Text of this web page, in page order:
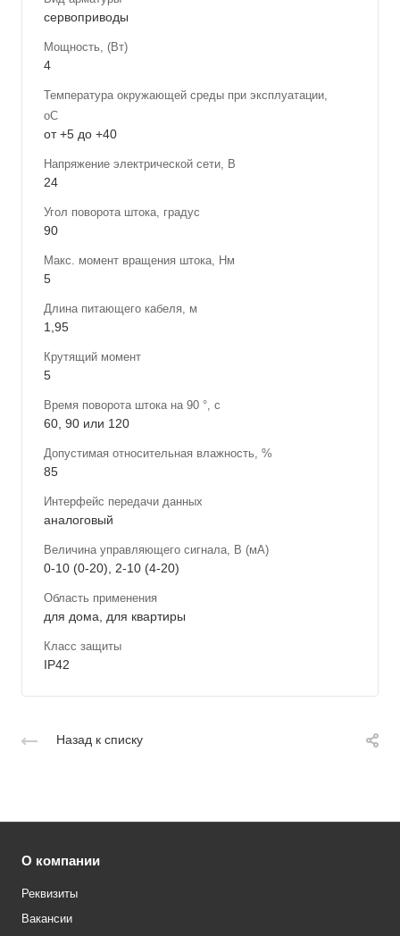
сервоприводы
Мощность, (Вт)
4
Температура окружающей среды при эксплуатации,
оС
от +5 до +40
Напряжение электрической сети, В
24
Угол поворота штока, градус
90
Макс. момент вращения штока, Нм
5
Длина питающего кабеля, м
1,95
Крутящий момент
5
Время поворота штока на 90 °, с
60, 90 или 120
Допустимая относительная влажность, %
85
Интерфейс передачи данных
аналоговый
Величина управляющего сигнала, В (мА)
0-10 (0-20), 2-10 (4-20)
Область применения
для дома, для квартиры
Класс защиты
IP42
Назад к списку
О компании
Реквизиты
Вакансии